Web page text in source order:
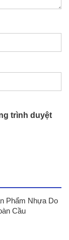
trình duyệt
Phẩm Nhựa Do
Cầu